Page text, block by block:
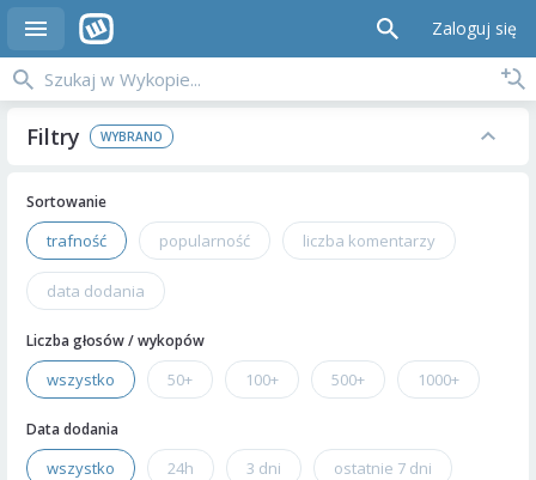
Zaloguj się
Filtry
Sortowanie
trafność popularność liczba komentarzy
data dodania
Liczba głosów / wykopów
wszystko 50+ 100+ 500+ 1000+
Data dodania
wszystko 24h 3 dni ostatnie 7 dni